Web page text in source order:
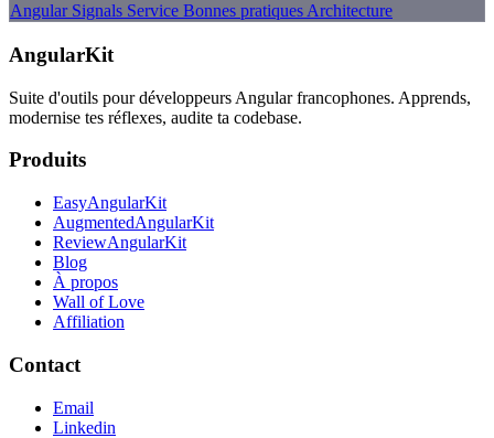
Angular Signals Service Bonnes pratiques Architecture
AngularKit
Suite d'outils pour développeurs Angular francophones. Apprends,
modernise tes réflexes, audite ta codebase.
Produits
EasyAngularKit
AugmentedAngularKit
ReviewAngularKit
Blog
À propos
Wall of Love
Affiliation
Contact
Email
Linkedin